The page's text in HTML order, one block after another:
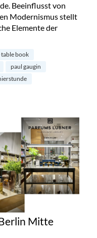
Beeinflusst von
Modernismus stellt
Elemente der
von Beatriz Milhazes“
book
paul gaugin
Mitte